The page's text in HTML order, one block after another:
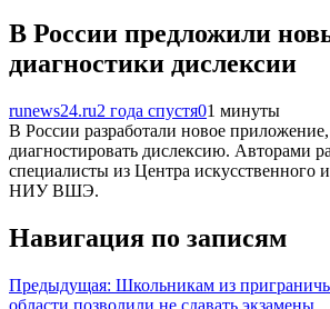
В России предложили
диагностики дислексии
runews24.ru2 года спустя01 минуты
В России разработали новое
диагностировать дислексию. Авторами
специалисты из Центра искусственного
НИУ ВШЭ.
Навигация по записям
Предыдущая: Школьникам из
области позволили не сдавать экзамены